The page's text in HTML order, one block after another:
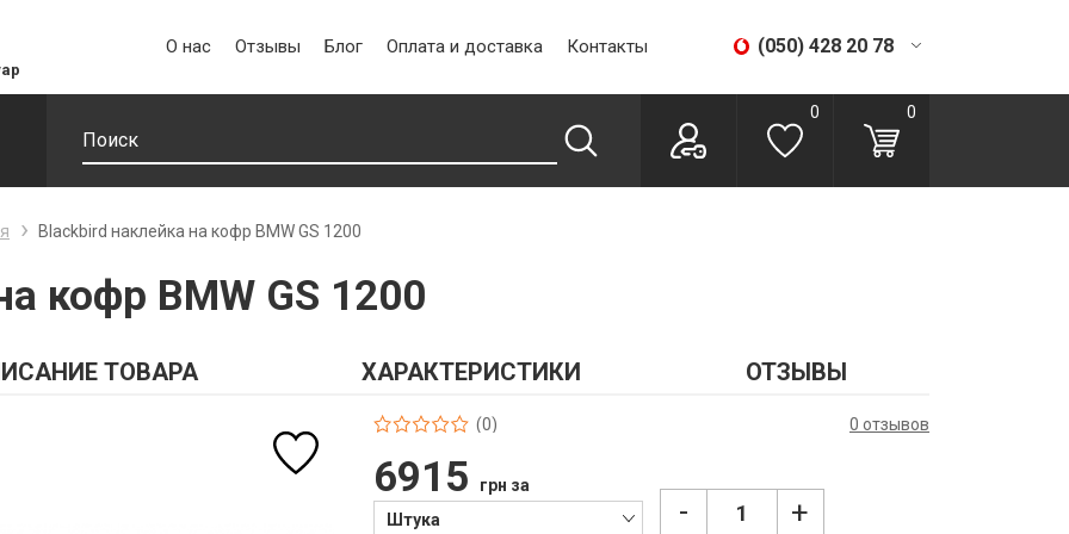
О нас Отзывы Блог Оплата и доставка Контакты (050) 428 20 78
(067) 293 28 56
0 0
Blackbird наклейка на кофр BMW GS 1200
кофр BMW GS 1200
ТОВАРА ХАРАКТЕРИСТИКИ ОТЗЫВЫ
(0) 0 отзывов
6915
грн за
Штука
- +